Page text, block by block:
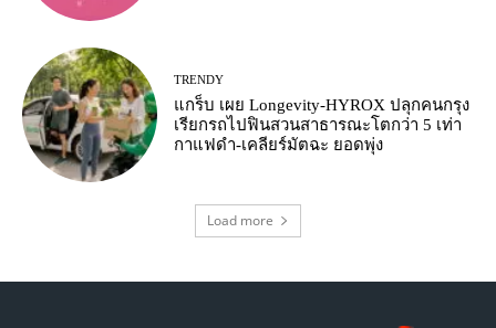
TRENDY
แกร็บ เผย Longevity-HYROX ปลุกคนกรุง
เรียกรถไปฟินสวนสาธารณะโตกว่า 5 เท่า
กาแฟดำ-เคลียร์มัตฉะ ยอดพุ่ง
Load more